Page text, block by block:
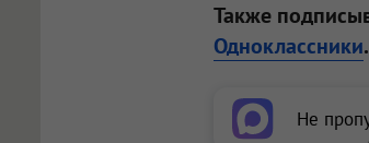
Также
Одноклассники.
Не